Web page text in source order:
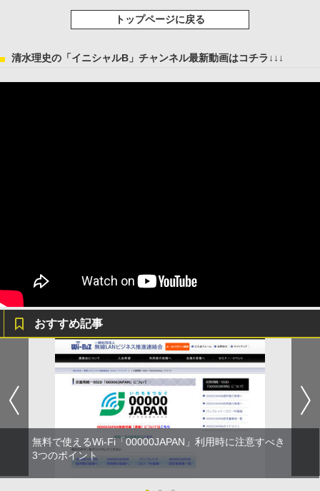
トップページに戻る
清水理史の「イニシャルB」チャンネル最新動画はコチラ↓↓↓
おすすめ記事
無料で使えるWi-Fi「00000JAPAN」利用時に注意すべき
3つのポイント